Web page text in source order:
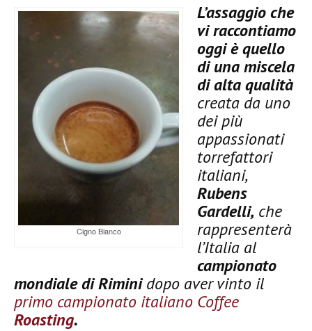
Cigno Bianco
L’assaggio che
vi raccontiamo
oggi è quello
di una miscela
di alta qualità
creata da uno
dei più
appassionati
torrefattori
italiani,
Rubens
Gardelli, che
rappresenterà
l’Italia al
campionato
mondiale di Riminidopo aver vinto il
primo campionato italiano Coffee
Roasting.